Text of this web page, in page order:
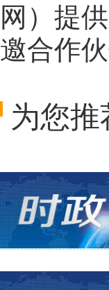
网 ）提
邀合作伙
为您推